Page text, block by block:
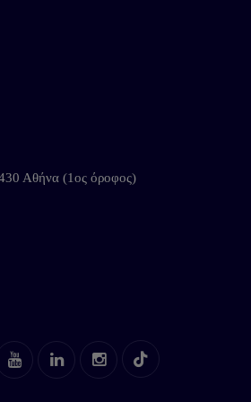
Αθήνα (1ος όροφος)